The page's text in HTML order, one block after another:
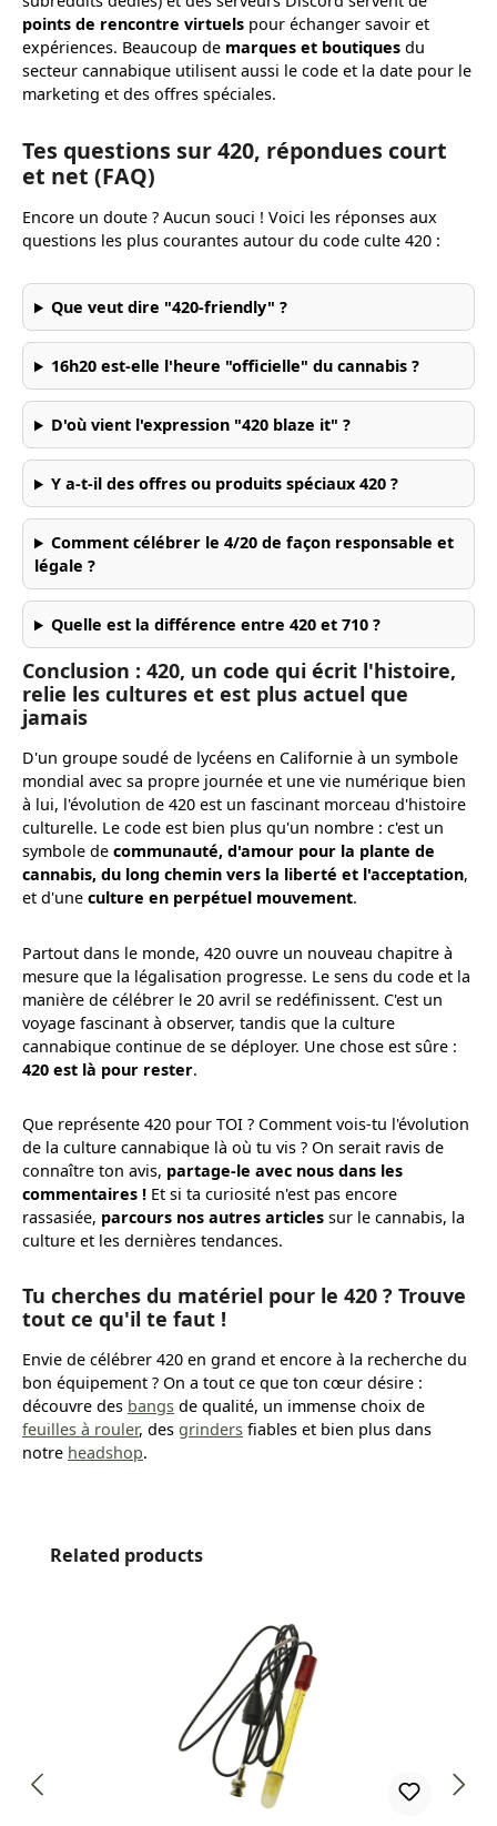
points de rencontre virtuels pour échanger savoir et
expériences. Beaucoup de marques et boutiques du
secteur cannabique utilisent aussi le code et la date pour le
marketing et des offres spéciales.
Tes questions sur 420, répondues court
et net (FAQ)
Encore un doute ? Aucun souci ! Voici les réponses aux
questions les plus courantes autour du code culte 420 :
Que veut dire "420-friendly" ?
16h20 est-elle l'heure "officielle" du cannabis ?
D'où vient l'expression "420 blaze it" ?
Y a-t-il des offres ou produits spéciaux 420 ?
Comment célébrer le 4/20 de façon responsable et
légale ?
Quelle est la différence entre 420 et 710 ?
Conclusion : 420, un code qui écrit l'histoire,
relie les cultures et est plus actuel que
jamais
D'un groupe soudé de lycéens en Californie à un symbole
mondial avec sa propre journée et une vie numérique bien
à lui, l'évolution de 420 est un fascinant morceau d'histoire
culturelle. Le code est bien plus qu'un nombre : c'est un
symbole de communauté, d'amour pour la plante de
cannabis, du long chemin vers la liberté et l'acceptation,
et d'une culture en perpétuel mouvement.
Partout dans le monde, 420 ouvre un nouveau chapitre à
mesure que la légalisation progresse. Le sens du code et la
manière de célébrer le 20 avril se redéfinissent. C'est un
voyage fascinant à observer, tandis que la culture
cannabique continue de se déployer. Une chose est sûre :
420 est là pour rester.
Que représente 420 pour TOI ? Comment vois-tu l'évolution
de la culture cannabique là où tu vis ? On serait ravis de
connaître ton avis, partage-le avec nous dans les
commentaires ! Et si ta curiosité n'est pas encore
rassasiée, parcours nos autres articles sur le cannabis, la
culture et les dernières tendances.
Tu cherches du matériel pour le 420 ? Trouve
tout ce qu'il te faut !
Envie de célébrer 420 en grand et encore à la recherche du
bon équipement ? On a tout ce que ton cœur désire :
découvre des bangs de qualité, un immense choix de
feuilles à rouler, des grinders fiables et bien plus dans
notre headshop.
Ignorer la galerie de produits
Related products